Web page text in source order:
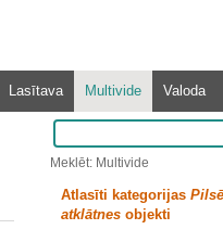
Lasītava Multivide Valoda
Meklēt: Multivide
Atlasīti kategorijas
atklātnesobjekti